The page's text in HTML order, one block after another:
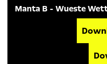
Manta B - Wueste